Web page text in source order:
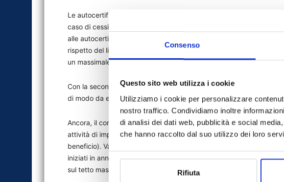
Consenso
Questo sito web utilizza i cookie
Utilizziamo i cookie per personalizzare
nostro traffico. Condividiamo inoltre
di analisi dei dati web, pubblicità e social
che hanno raccolto dal suo utilizzo dei loro
Rifiuta
Le autocertificazioni da reperire. Tra la documentazione a corredo
caso di cessione credito o sconto in fattura legati al superbonus
alle autocertificazioni da richiedere al contribuente: la prima
rispetto del limite di detrazione tra gli aventi diritto al superbonus:
un massimale, da dividere eventualmente tra più soggetti, che non
Con la seconda autocertificazione bisognerà indicare eventuali
di modo da evitare eventuali illegittime duplicazioni di benefici.
Ancora, il contribuente dovrà autocertificare che l’immobile
attività di impresa o professionale (tali immobili subiscono infatti
beneficio). Va infine accertato che gli interventi non rappresentino
iniziati in anni precedenti e l’assenza o meno di interventi su altre
sul tetto massimo delle due unità per persona fisica.